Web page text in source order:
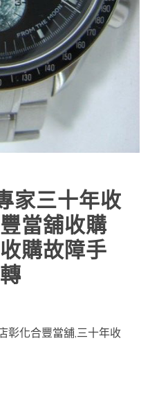
家三十年收
當舖收購
購故障手
彰化合豐當舖,三十年收